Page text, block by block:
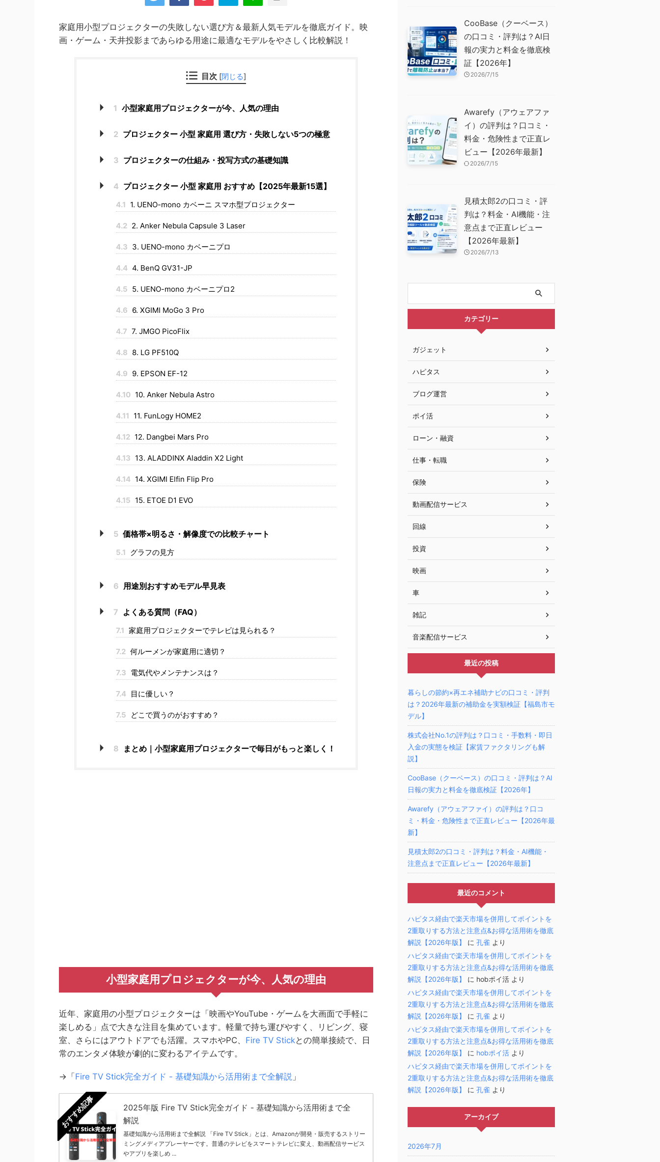
家庭用小型プロジェクターの失敗しない選び方＆最新人気モデルを徹底ガイド。映
画・ゲーム・天井投影まであらゆる用途に最適なモデルをやさしく比較解説！
目次 [閉じる]
1 小型家庭用プロジェクターが今、人気の理由
2 プロジェクター 小型 家庭用 選び方・失敗しない5つの極意
3 プロジェクターの仕組み・投写方式の基礎知識
4 プロジェクター 小型 家庭用 おすすめ【2025年最新15選】
4.1 1. UENO-mono カベーニ スマホ型プロジェクター
4.2 2. Anker Nebula Capsule 3 Laser
4.3 3. UENO-mono カベーニプロ
4.4 4. BenQ GV31-JP
4.5 5. UENO-mono カベーニプロ2
4.6 6. XGIMI MoGo 3 Pro
4.7 7. JMGO PicoFlix
4.8 8. LG PF510Q
4.9 9. EPSON EF-12
4.10 10. Anker Nebula Astro
4.11 11. FunLogy HOME2
4.12 12. Dangbei Mars Pro
4.13 13. ALADDINX Aladdin X2 Light
4.14 14. XGIMI Elfin Flip Pro
4.15 15. ETOE D1 EVO
5 価格帯×明るさ・解像度での比較チャート
5.1 グラフの見方
6 用途別おすすめモデル早見表
7 よくある質問（FAQ）
7.1 家庭用プロジェクターでテレビは見られる？
7.2 何ルーメンが家庭用に適切？
7.3 電気代やメンテナンスは？
7.4 目に優しい？
7.5 どこで買うのがおすすめ？
8 まとめ｜小型家庭用プロジェクターで毎日がもっと楽しく！
小型家庭用プロジェクターが今、人気の理由
近年、家庭用の小型プロジェクターは「映画やYouTube・ゲームを大画面で手軽に
楽しめる」点で大きな注目を集めています。軽量で持ち運びやすく、リビング、寝
室、さらにはアウトドアでも活躍。スマホやPC、 Fire TV Stick との簡単接続で、日
常のエンタメ体験が劇的に変わるアイテムです。
→「Fire TV Stick完全ガイド - 基礎知識から活用術まで全解説 」
おすすめ記事
2025年版 Fire TV Stick完全ガイド - 基礎知識から活用術まで全
解説
基礎知識から活用術まで全解説 「Fire TV Stick」とは、Amazonが開発・販売するストリー
ミングメディアプレーヤーです。普通のテレビをスマートテレビに変え、動画配信サービス
やアプリを楽しめ ...
CooBase（クーベース）
の口コミ・評判は？AI日
報の実力と料金を徹底検
証【2026年】
2026/7/15
Awarefy（アウェアファ
イ）の評判は？口コミ・
料金・危険性まで正直レ
ビュー【2026年最新】
2026/7/15
見積太郎2の口コミ・評
判は？料金・AI機能・注
意点まで正直レビュー
【2026年最新】
2026/7/13
カテゴリー
ガジェット
ハピタス
ブログ運営
ポイ活
ローン・融資
仕事・転職
保険
動画配信サービス
回線
投資
映画
車
雑記
音楽配信サービス
最近の投稿
暮らしの節約×再エネ補助ナビの口コミ・評判
は？2026年最新の補助金を実額検証【福島市モ
デル】
株式会社No.1の評判は？口コミ・手数料・即日
入金の実態を検証【家賃ファクタリングも解
説】
CooBase（クーベース）の口コミ・評判は？AI
日報の実力と料金を徹底検証【2026年】
Awarefy（アウェアファイ）の評判は？口コ
ミ・料金・危険性まで正直レビュー【2026年最
新】
見積太郎2の口コミ・評判は？料金・AI機能・
注意点まで正直レビュー【2026年最新】
最近のコメント
ハピタス経由で楽天市場を併用してポイントを
2重取りする方法と注意点&お得な活用術を徹底
解説【2026年版】
に 孔雀 より
ハピタス経由で楽天市場を併用してポイントを
2重取りする方法と注意点&お得な活用術を徹底
解説【2026年版】
に hobポイ活 より
ハピタス経由で楽天市場を併用してポイントを
2重取りする方法と注意点&お得な活用術を徹底
解説【2026年版】
に 孔雀 より
ハピタス経由で楽天市場を併用してポイントを
2重取りする方法と注意点&お得な活用術を徹底
解説【2026年版】
に hobポイ活 より
ハピタス経由で楽天市場を併用してポイントを
2重取りする方法と注意点&お得な活用術を徹底
解説【2026年版】
に 孔雀 より
アーカイブ
2026年7月